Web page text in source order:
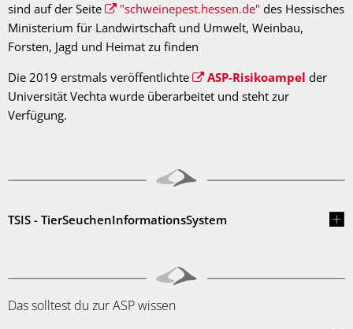
sind auf der Seite
"schweinepest.hessen.de" des Hessisches
Ministerium für Landwirtschaft und Umwelt, Weinbau,
Forsten, Jagd und Heimat zu finden
Die 2019 erstmals veröffentlichte
ASP-Risikoampel der
Universität Vechta wurde überarbeitet und steht zur
Verfügung.
TSIS - TierSeuchenInformationsSystem
Das solltest du zur ASP wissen